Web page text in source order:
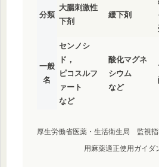
分類
大腸刺激性
下剤
緩下剤
一般
名
センノシ
ド，
ピコスルフ
ァート
など
酸化マグネ
シウム
など
厚生労働省医薬・生活衛生局 監視
用麻薬適正使用ガイダ